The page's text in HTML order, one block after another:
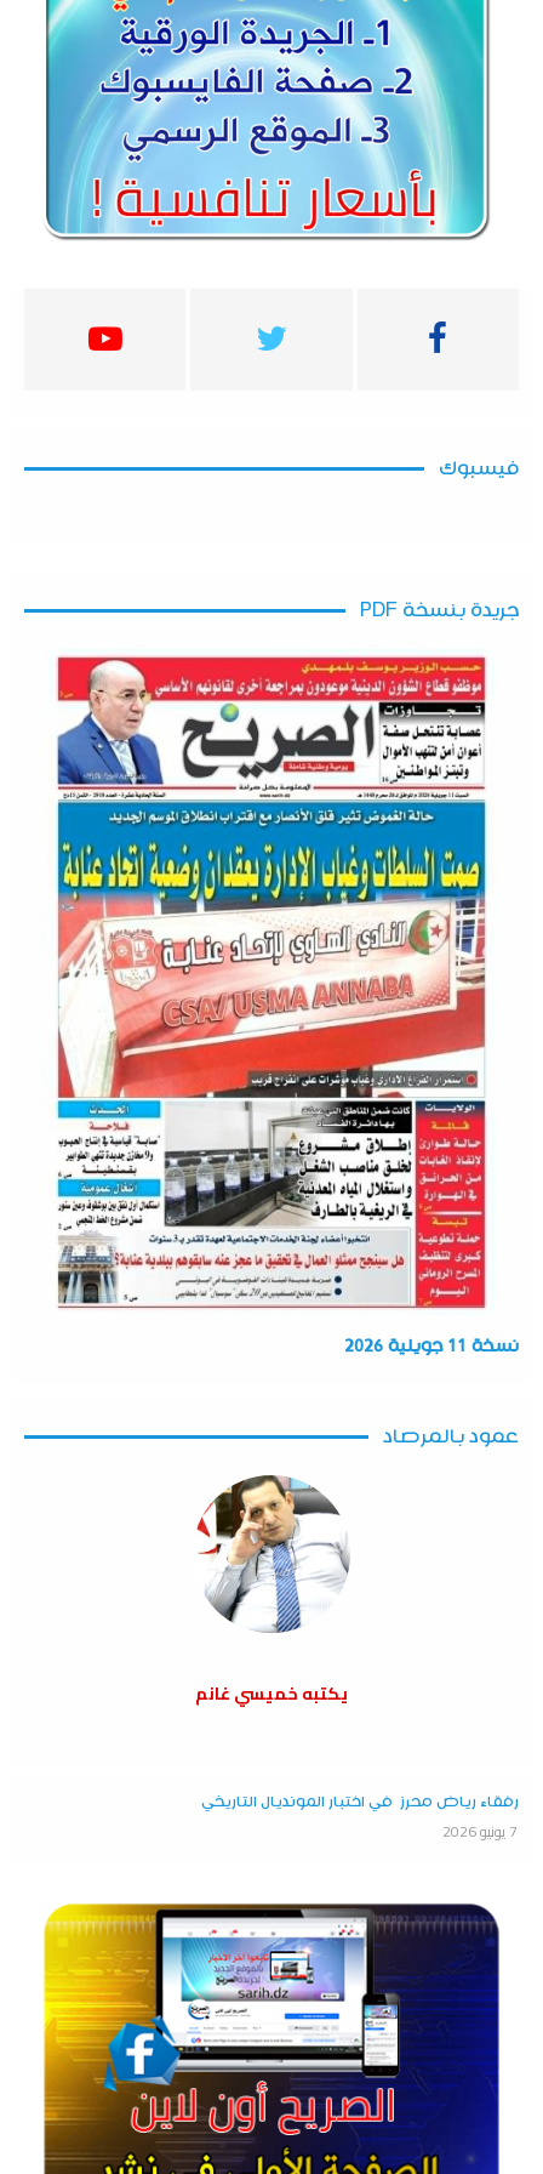
فيسبوك
جريدة بنسخة PDF
نسخة 11 جويلية 2026
عمود بالمرصاد
يكتبه خميسي غانم
رفقاء رياض محرز في اختبار المونديال التاريخي
7 يونيو 2026